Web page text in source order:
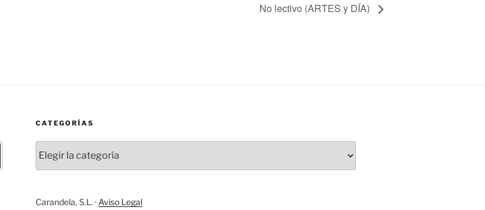
No lectivo (ARTES y DÍA)
CATEGORÍAS
Carandela, S.L. · Aviso Legal